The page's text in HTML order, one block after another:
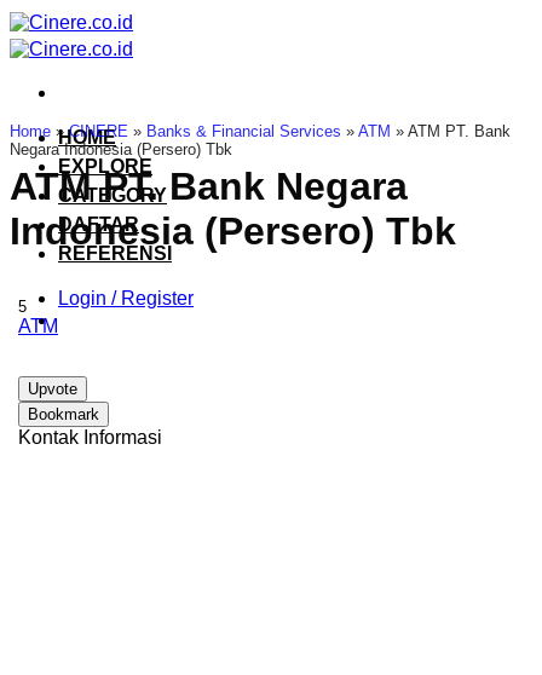
Skip
to
content
HOME
EXPLORE
CATEGORY
DAFTAR
REFERENSI
Login / Register
Home »CINERE » Banks & Financial Services » ATM » ATM PT. Bank
Negara Indonesia (Persero) Tbk
ATM PT. Bank Negara
Indonesia (Persero) Tbk
5
ATM
Upvote
Bookmark
Kontak Informasi